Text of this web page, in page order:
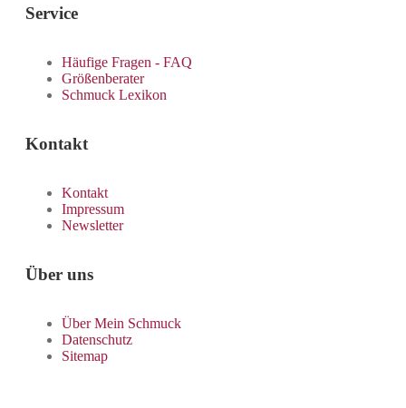
Service
Häufige Fragen - FAQ
Größenberater
Schmuck Lexikon
Kontakt
Kontakt
Impressum
Newsletter
Über uns
Über Mein Schmuck
Datenschutz
Sitemap